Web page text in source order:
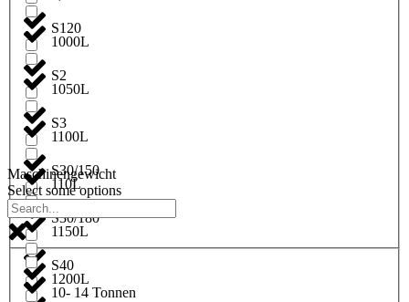
S120
S2
S3
S30/150
S30/180
S40
1000L
1050L
1100L
110L
1150L
1200L
Maschinengewicht
Select some options
10- 14 Tonnen